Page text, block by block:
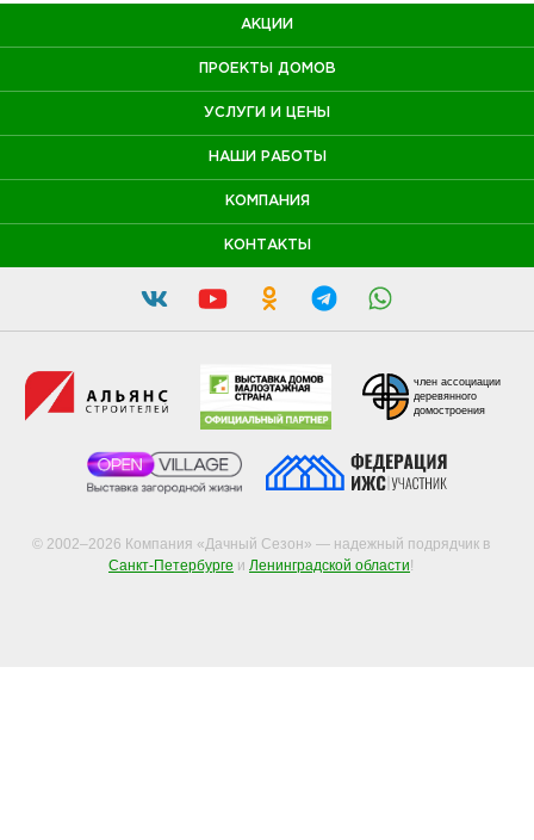
АКЦИИ
ПРОЕКТЫ ДОМОВ
УСЛУГИ И ЦЕНЫ
НАШИ РАБОТЫ
КОМПАНИЯ
КОНТАКТЫ
© 2002–2026 Компания «Дачный Сезон» — надежный подрядчик в
Санкт-Петербурге и Ленинградской области!
член ассоциации
деревянного
домостроения